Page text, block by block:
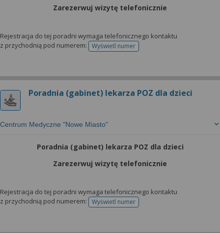
Zarezerwuj wizytę telefonicznie
Rejestracja do tej poradni wymaga telefonicznego kontaktu
z przychodnią pod numerem:
Wyświetl numertelefonu do rejestracji
Poradnia (gabinet) lekarza POZ dla dzieci
Centrum Medyczne "Nowe Miasto"
Poradnia (gabinet) lekarza POZ dla dzieci
Zarezerwuj wizytę telefonicznie
Rejestracja do tej poradni wymaga telefonicznego kontaktu
z przychodnią pod numerem:
Wyświetl numertelefonu do rejestracji
możesz też wycofać zgodę na przetwarzanie Twoich
dowiedzieć się więcej lub chcesz przeprowadzić
konfigurację szczegółową, to możesz tego dokonać
Więcej informacji na temat wykorzystywania
znajdziesz w Regulaminie Serwisu.